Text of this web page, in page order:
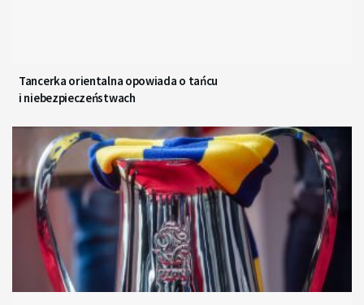
Tancerka orientalna opowiada o tańcu
i niebezpieczeństwach